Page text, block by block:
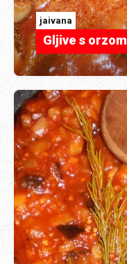
jaivana
Gljive s orzom